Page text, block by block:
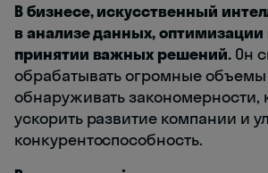
В бизнесе, искусственный
в анализе данных, оптимизации
принятии важных решений. Он
обрабатывать огромные
обнаруживать закономерности,
ускорить развитие компании и
конкурентоспособность.